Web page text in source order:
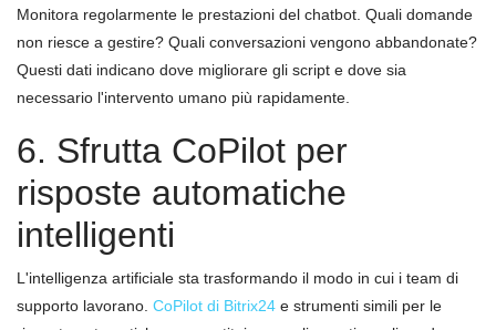
Monitora regolarmente le prestazioni del chatbot. Quali domande
non riesce a gestire? Quali conversazioni vengono abbandonate?
Questi dati indicano dove migliorare gli script e dove sia
necessario l'intervento umano più rapidamente.
6. Sfrutta CoPilot per
risposte automatiche
intelligenti
L'intelligenza artificiale sta trasformando il modo in cui i team di
supporto lavorano. CoPilot di Bitrix24 e strumenti simili per le